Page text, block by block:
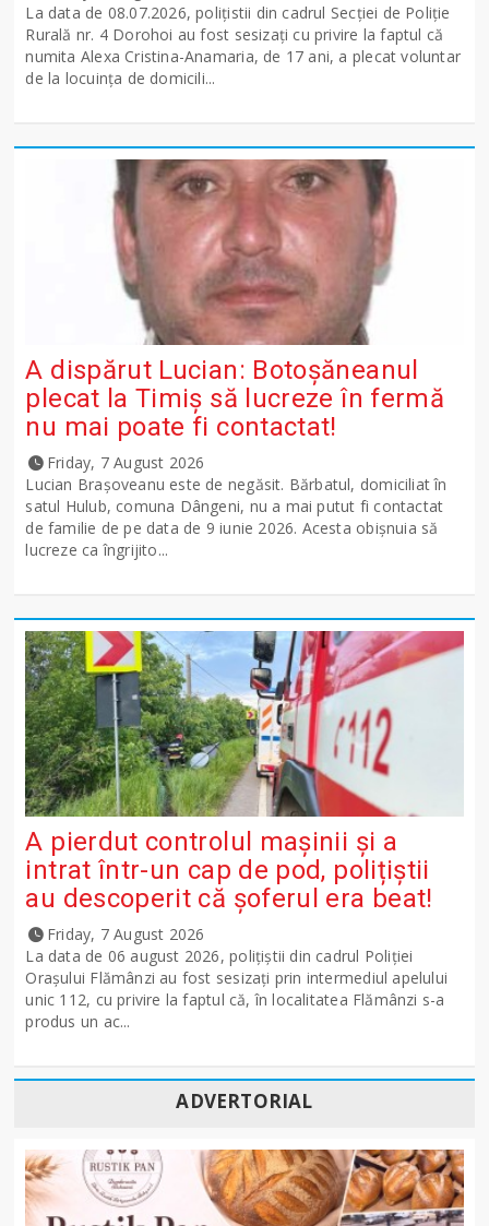
La data de 08.07.2026, polițistii din cadrul Secției de Poliție
Rurală nr. 4 Dorohoi au fost sesizați cu privire la faptul că
numita Alexa Cristina-Anamaria, de 17 ani, a plecat voluntar
de la locuința de domicili...
A dispărut Lucian: Botoșăneanul
plecat la Timiș să lucreze în fermă
nu mai poate fi contactat!
Friday, 7 August 2026
Lucian Brașoveanu este de negăsit. Bărbatul, domiciliat în
satul Hulub, comuna Dângeni, nu a mai putut fi contactat
de familie de pe data de 9 iunie 2026. Acesta obișnuia să
lucreze ca îngrijito...
A pierdut controlul mașinii și a
intrat într-un cap de pod, polițiștii
au descoperit că șoferul era beat!
Friday, 7 August 2026
La data de 06 august 2026, polițiștii din cadrul Poliției
Orașului Flămânzi au fost sesizați prin intermediul apelului
unic 112, cu privire la faptul că, în localitatea Flămânzi s-a
produs un ac...
ADVERTORIAL